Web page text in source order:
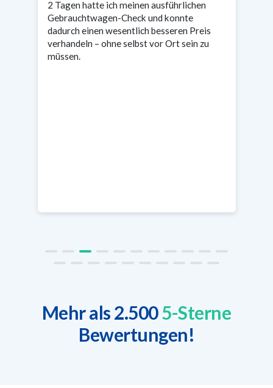
2 Tagen hatte ich meinen ausführlichen
Gebrauchtwagen-Check und konnte
dadurch einen wesentlich besseren Preis
verhandeln – ohne selbst vor Ort sein zu
müssen.
Mehr als 2.5005-Sterne
Bewertungen!